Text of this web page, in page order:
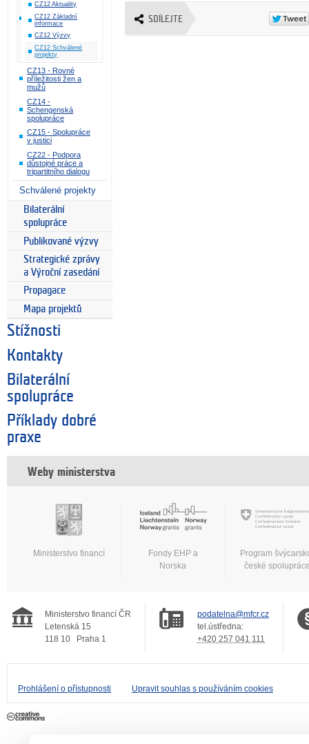
CZ12 Aktuality
CZ12 Základní
informace
CZ12 Výzvy
CZ12 Schválené
projekty
CZ13 - Rovné
příležitosti žen a
mužů
CZ14 -
Schengenská
spolupráce
CZ15 - Spolupráce
v justici
CZ22 - Podpora
důstojné práce a
tripartitního dialogu
Schválené projekty
Bilaterální
spolupráce
Publikované výzvy
Strategické zprávy
a Výroční zasedání
Propagace
Mapa projektů
Stížnosti
Kontakty
Bilaterální
spolupráce
Příklady dobré
praxe
SDÍLEJTE
Weby ministerstva
Ministerstvo financí
Fondy EHP a
Norska
Program
české
Ministerstvo financí ČR
Letenská 15
118 10
Praha 1
podatelna@mfcr.cz
tel.ústředna:
+420 257 041 111
Prohlášení o přístupnosti Upravit souhlas s používáním cookies